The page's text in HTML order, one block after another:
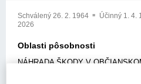
Schválený 26. 2. 1964 Účinný 1. 4.
2026
Oblasti pôsobnosti
NÁHRADA ŠKODY V